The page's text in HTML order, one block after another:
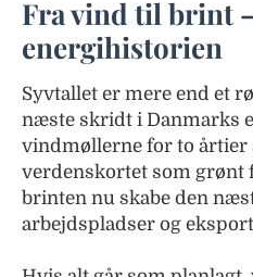
Fra vind til brint
energihistorien
Syvtallet er mere end et
næste skridt i Danmarks
vindmøllerne for to årtier
verdenskortet som grønt
brinten nu skabe den
arbejdspladser og